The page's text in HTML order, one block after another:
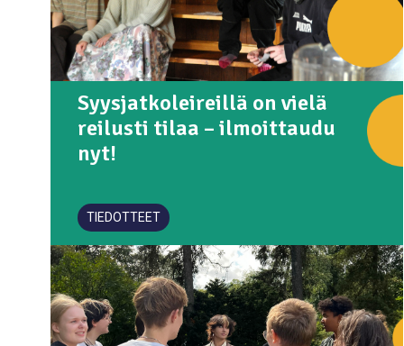
Syysjatkoleireillä on vielä
reilusti tilaa – ilmoittaudu
nyt!
TIEDOTTEET